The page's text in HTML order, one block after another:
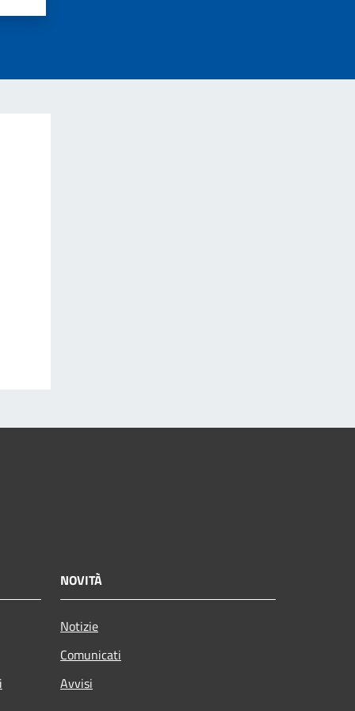
NOVITÀ
Notizie
Comunicati
Avvisi